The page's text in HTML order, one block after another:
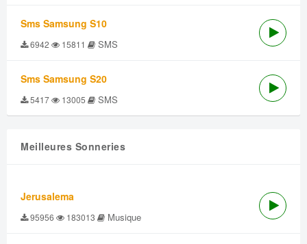
Sms Samsung S10
6942 15811 SMS
Sms Samsung S20
5417 13005 SMS
Meilleures Sonneries
Jerusalema
95956 183013 Musique